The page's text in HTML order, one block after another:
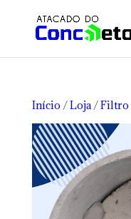
Início /Loja/Filtro